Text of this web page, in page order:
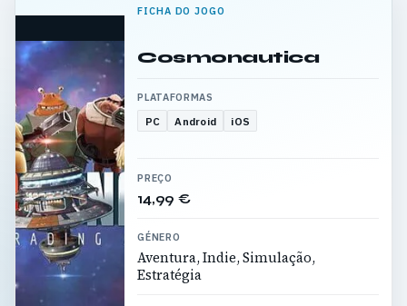
FICHA DO JOGO
Cosmonautica
PLATAFORMAS
PC Android iOS
PREÇO
14,99 €
GÉNERO
Aventura, Indie, Simulação,
Estratégia